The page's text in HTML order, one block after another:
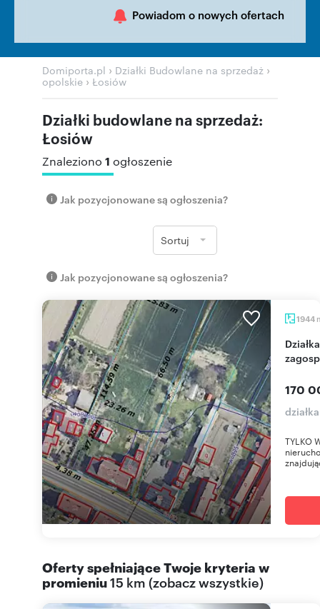
Powiadom o nowych ofertach
Domiporta.pl › Działki Budowlane na sprzedaż ›
opolskie › Łosiów
Działki budowlane na sprzedaż:
Łosiów
Znaleziono 1 ogłoszenie
Jak pozycjonowane są ogłoszenia?
Sortuj
Jak pozycjonowane są ogłoszenia?
1944
Działka w Łosiowie z mediami i planem
170
TYLKO
Oferty spełniające Twoje kryteria w
promieniu15 km (zobacz wszystkie)